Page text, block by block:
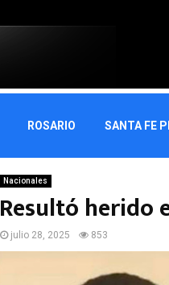
ROSARIO SANTA FE
Nacionales
Resultó herido
julio 28, 2025 853